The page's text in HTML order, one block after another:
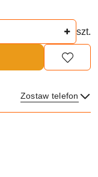
szt.
Zostaw telefon